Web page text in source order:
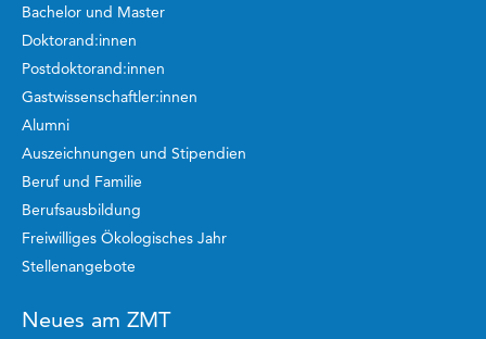
Bachelor und Master
Doktorand:innen
Postdoktorand:innen
Gastwissenschaftler:innen
Alumni
Auszeichnungen und Stipendien
Beruf und Familie
Berufsausbildung
Freiwilliges Ökologisches Jahr
Stellenangebote
Neues am ZMT